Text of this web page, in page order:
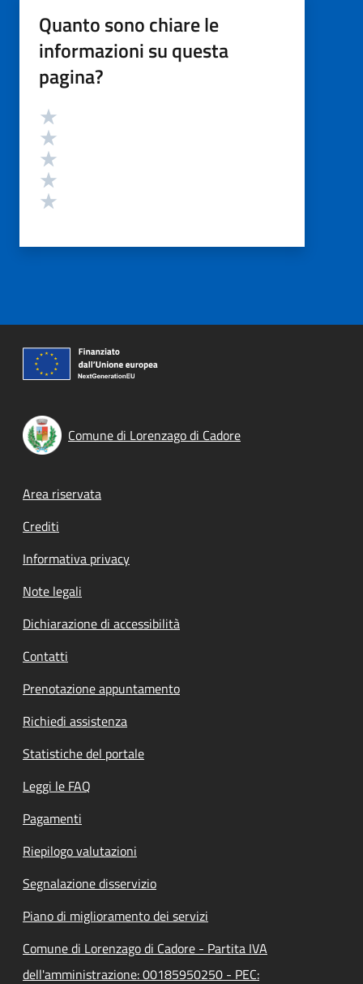
Quanto sono chiare le
informazioni su questa
pagina?
Valutazione
Comune di Lorenzago di Cadore
Footer menu
Area riservata
Crediti
Informativa privacy
Note legali
Dichiarazione di accessibilità
Contatti
Prenotazione appuntamento
Richiedi assistenza
Statistiche del portale
Leggi le FAQ
Pagamenti
Riepilogo valutazioni
Segnalazione disservizio
Piano di miglioramento dei servizi
Comune di Lorenzago di Cadore - Partita IVA
dell'amministrazione: 00185950250 - PEC: